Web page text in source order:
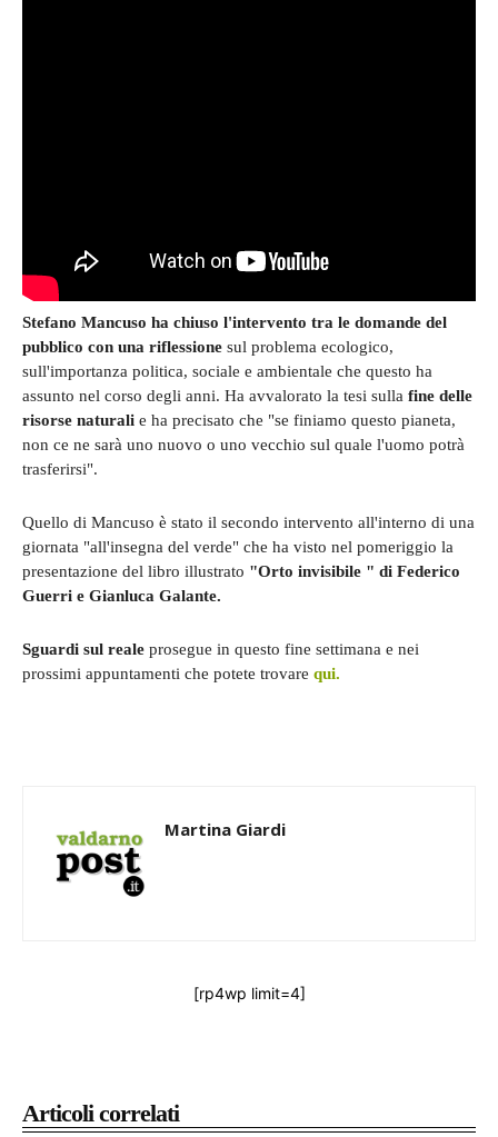
Articoli correlati
Stefano Mancuso ha chiuso l'intervento tra le domande del
pubblico con una riflessione sul problema ecologico,
sull'importanza politica, sociale e ambientale che questo ha
assunto nel corso degli anni. Ha avvalorato la tesi sulla fine delle
risorse naturali e ha precisato che "se finiamo questo pianeta,
non ce ne sarà uno nuovo o uno vecchio sul quale l'uomo potrà
trasferirsi".
Quello di Mancuso è stato il secondo intervento all'interno di una
giornata "all'insegna del verde" che ha visto nel pomeriggio la
presentazione del libro illustrato "Orto invisibile " di Federico
Guerri e Gianluca Galante.
Sguardi sul reale prosegue in questo fine settimana e nei
prossimi appuntamenti che potete trovare qui.
Martina Giardi
[rp4wp limit=4]